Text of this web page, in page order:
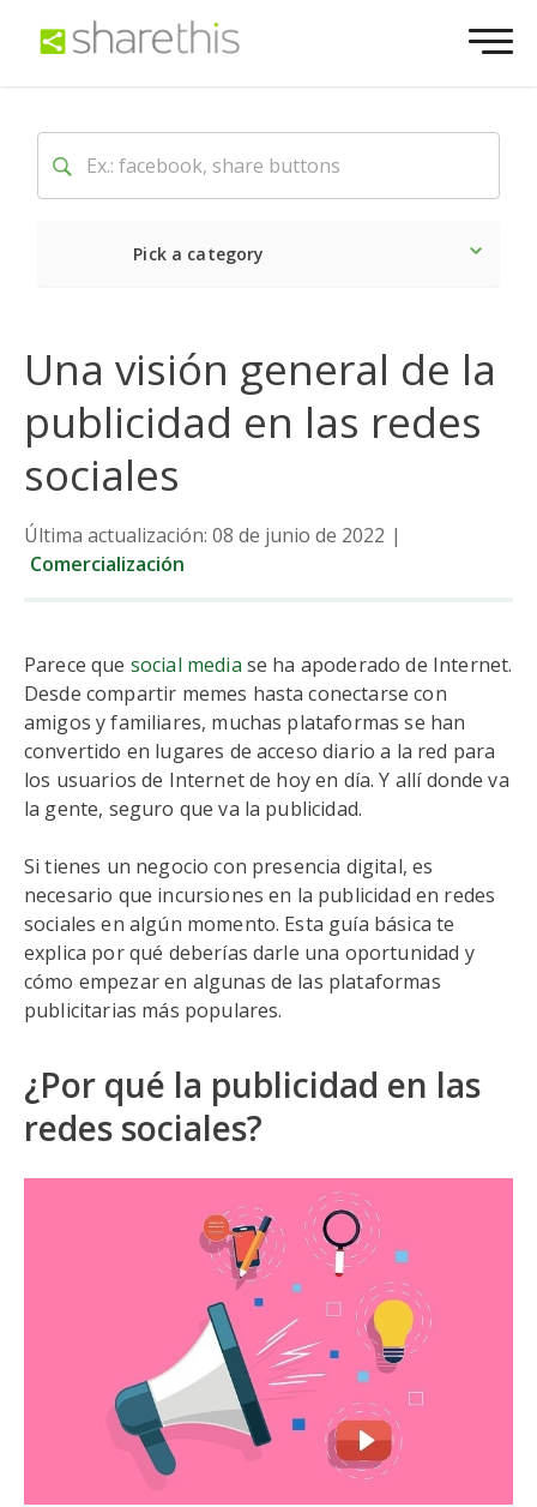
Pick a category
Una visión general de la
publicidad en las redes
sociales
Última actualización: 08 de junio de 2022 |
Comercialización
Parece que social media se ha apoderado de Internet.
Desde compartir memes hasta conectarse con
amigos y familiares, muchas plataformas se han
convertido en lugares de acceso diario a la red para
los usuarios de Internet de hoy en día. Y allí donde va
la gente, seguro que va la publicidad.
Si tienes un negocio con presencia digital, es
necesario que incursiones en la publicidad en redes
sociales en algún momento. Esta guía básica te
explica por qué deberías darle una oportunidad y
cómo empezar en algunas de las plataformas
publicitarias más populares.
¿Por qué la publicidad en las
redes sociales?